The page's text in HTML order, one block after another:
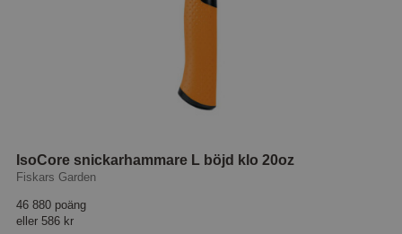
IsoCore snickarhammare L böjd klo 20oz
Fiskars Garden
46 880 poäng
eller 586 kr